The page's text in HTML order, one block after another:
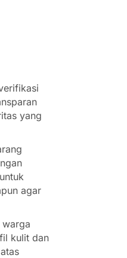
yang
agar
kulit dan